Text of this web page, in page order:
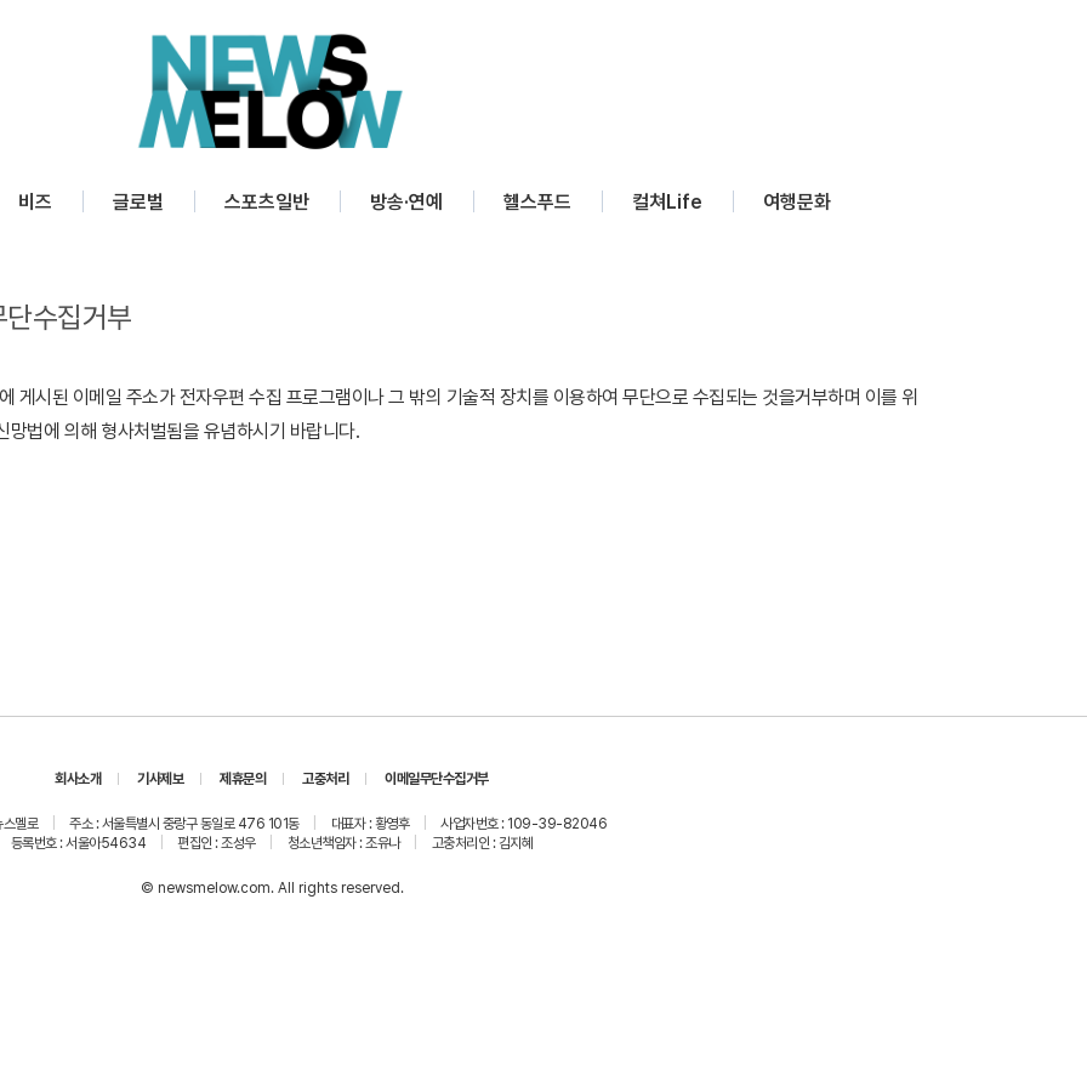
비즈 글로벌 스포츠일반 방송·연예 헬스푸드 컬쳐Life 여행문화
단수집거부
게시된 이메일 주소가 전자우편 수집 프로그램이나 그 밖의 기술적 장치를 이용하여 무단으로 수집되는 것을거부하며 이를 위
망법에 의해 형사처벌됨을 유념하시기 바랍니다.
회사소개 기사제보 제휴문의 고충처리 이메일무단수집거부
스멜로 주소 : 서울특별시 중랑구 동일로 476 101동 대표자 : 황영후
사업자번호 : 109-39-82046
등록번호 : 서울아54634
편집인 : 조성우 청소년책임자 : 조유나 고충처리인 : 김지혜
© newsmelow.com. All rights reserved.